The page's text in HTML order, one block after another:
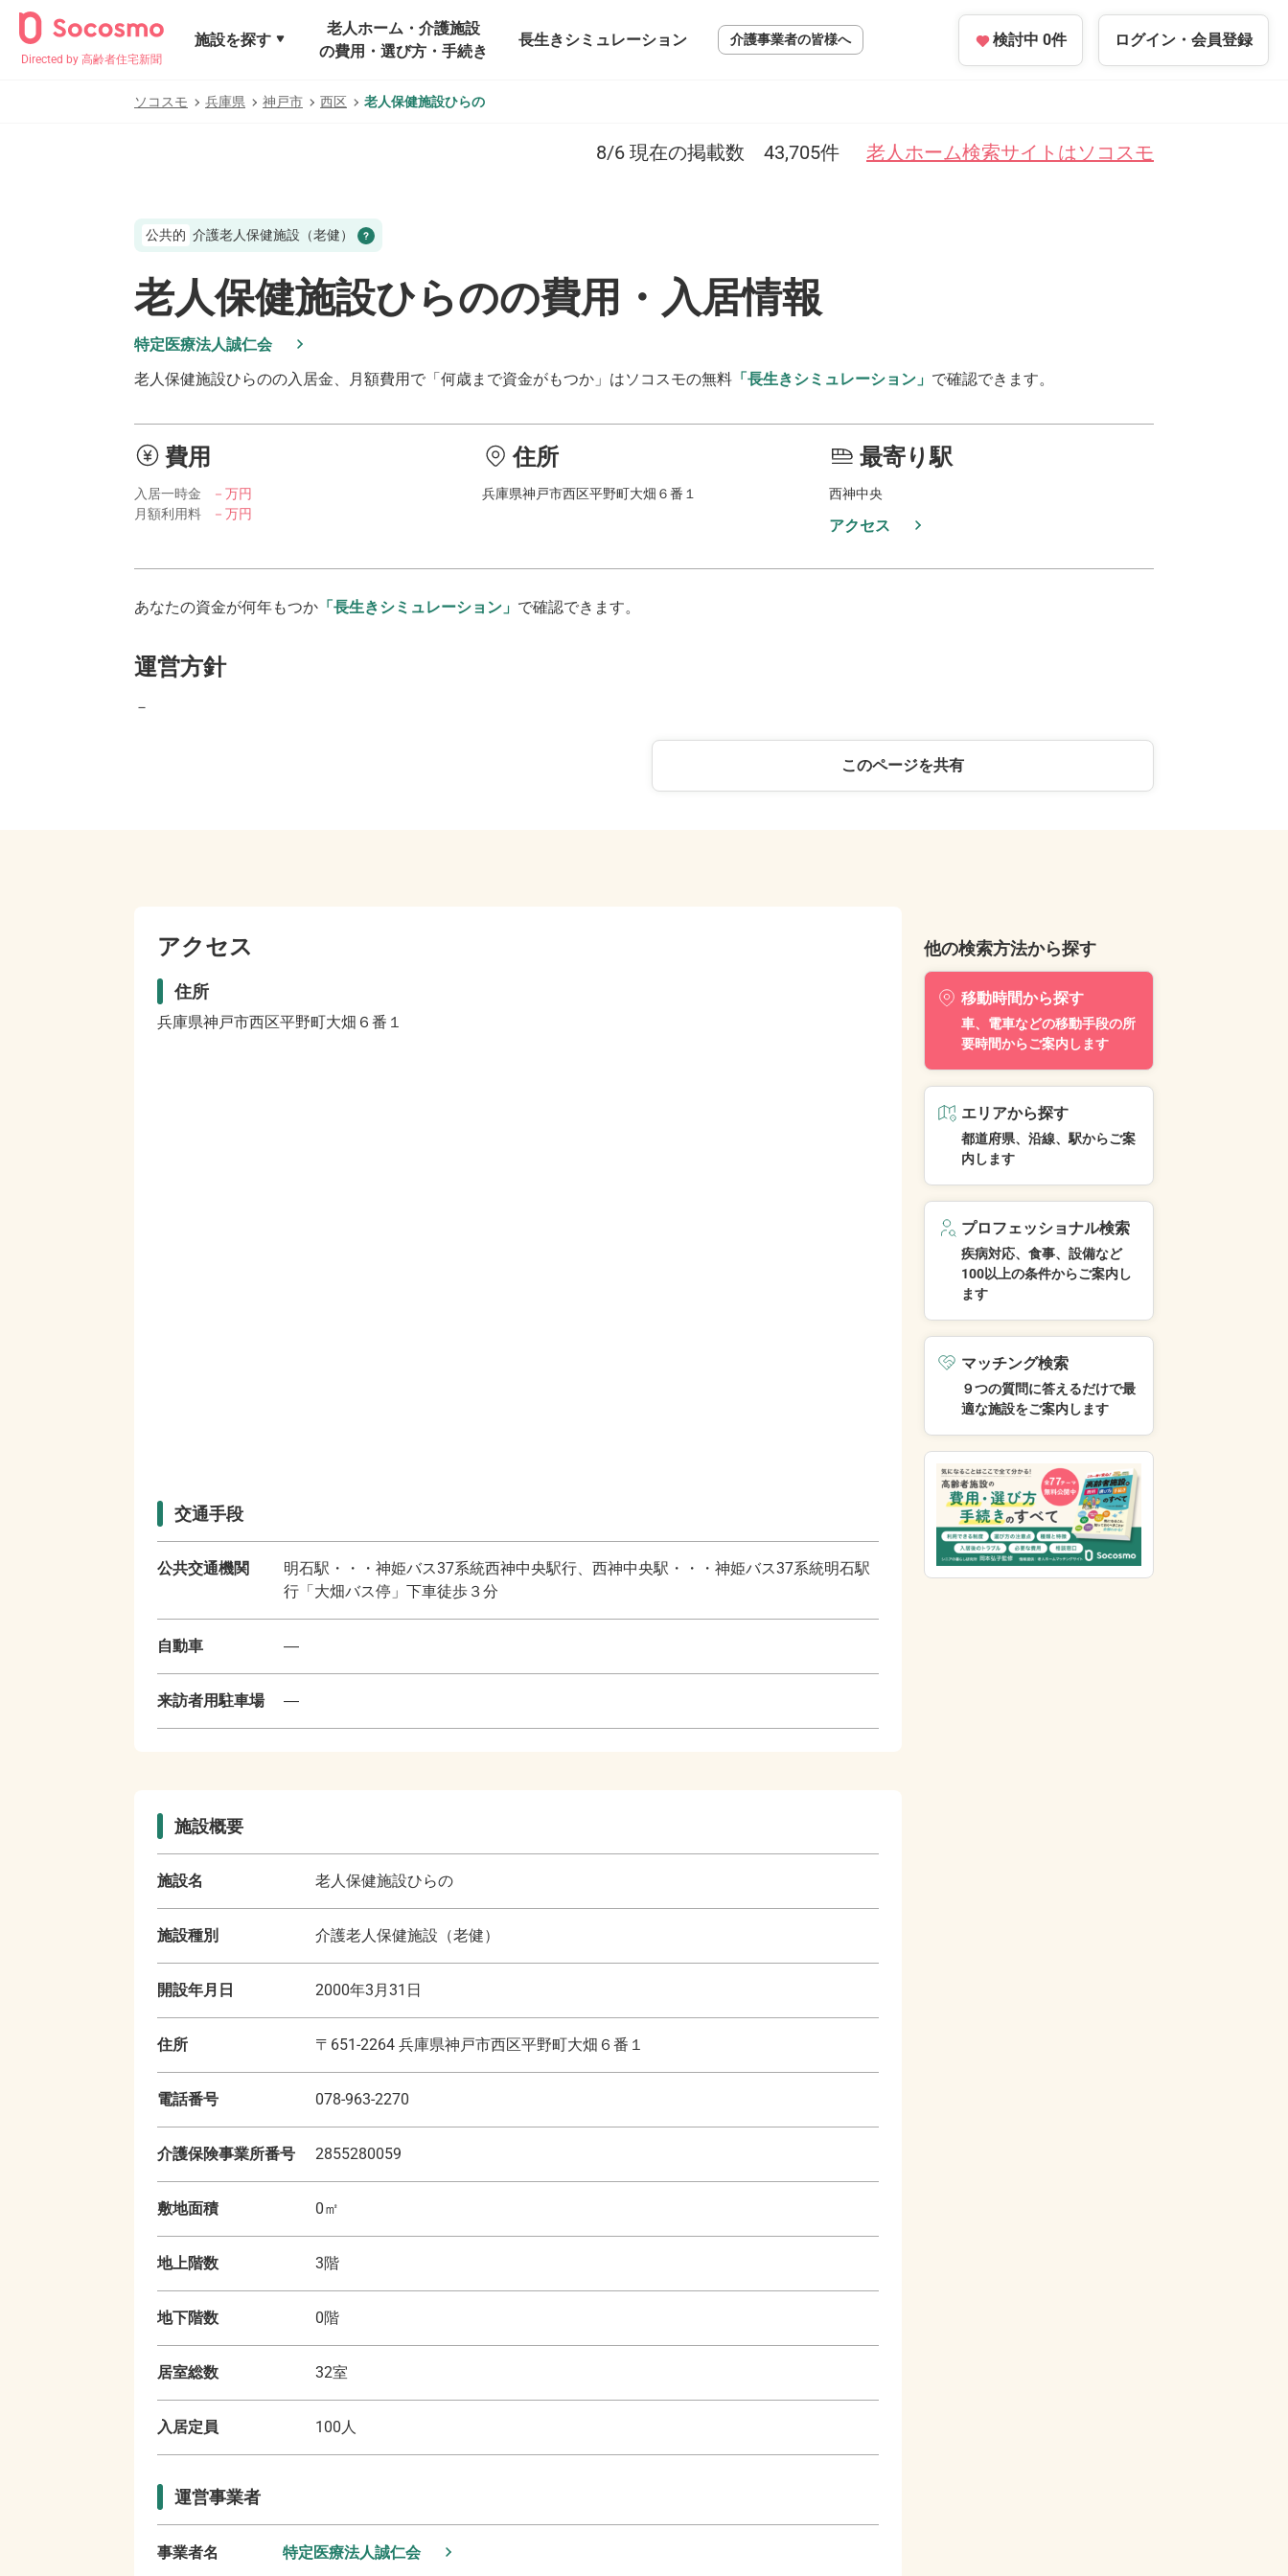
Directed by 高齢者住宅新聞
施設を探す
老人ホーム・介護施設
の費用・選び方・手続き
長生きシミュレーション 介護事業者の皆様へ 検討中 0件 ログイン・ 会員登録
ソコスモ 兵庫県 神戸市 西区 老人保健施設ひらの
8/6 現在の掲載数 43,705件 老人ホーム検索サイトはソコスモ
公共的 介護老人保健施設（老健）
老人保健施設ひらのの費用・入居情報
特定医療法人誠仁会
老人保健施設ひらのの入居金、月額費用で「何歳まで資金がもつか」はソコスモの無料 「長生きシミュレーション」 で確認できます。
費用
入居一時金
－万円
月額利用料
－万円
住所
兵庫県神戸市西区平野町大畑６番１
最寄り駅
西神中央
アクセス
あなたの資金が何年もつか 「長生きシミュレーション」 で確認できます。
運営方針
－
このページを共有
アクセス
住所
兵庫県神戸市西区平野町大畑６番１
交通手段
公共交通機関
明石駅・・・神姫バス37系統西神中央駅行、西神中央駅・・・神姫バス37系統明石駅
行「大畑バス停」下車徒歩３分
自動車 ―
来訪者用駐車場 ―
施設概要
施設名 老人保健施設ひらの
施設種別 介護老人保健施設（老健）
開設年月日 2000年3月31日
住所 〒 651-2264 兵庫県神戸市西区平野町大畑６番１
電話番号 078-963-2270
介護保険事業所番号 2855280059
敷地面積 0㎡
地上階数 3階
地下階数 0階
居室総数 32室
入居定員 100人
運営事業者
事業者名 特定医療法人誠仁会
他の検索方法から探す
移動時間から探す
車、電車などの移動手段の所
要時間からご案内します
エリアから探す
都道府県、沿線、駅からご案
内します
プロフェッショナル検索
疾病対応、食事、設備など
100以上の条件からご案内し
ます
マッチング検索
９つの質問に答えるだけで最
適な施設をご案内します